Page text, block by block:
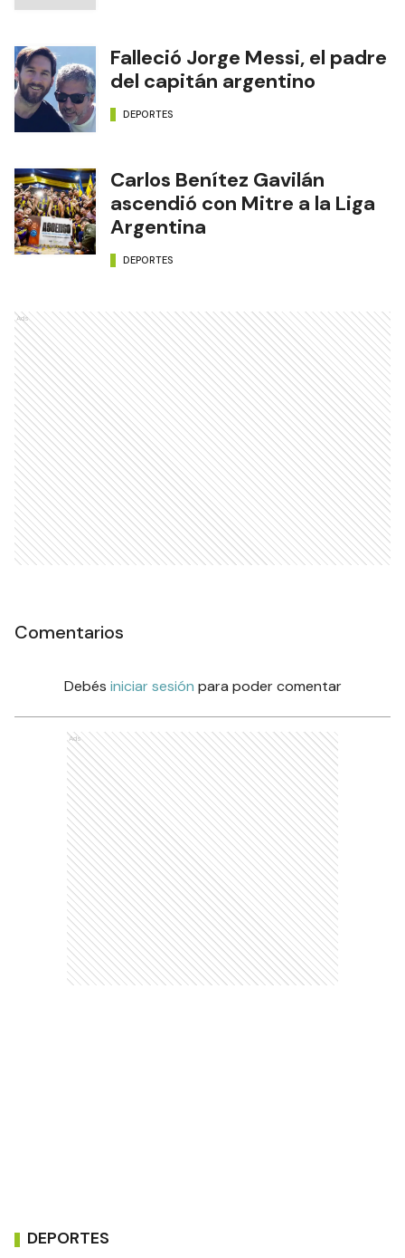
Falleció Jorge Messi, el padre
del capitán argentino
DEPORTES
Carlos Benítez Gavilán
ascendió con Mitre a la Liga
Argentina
DEPORTES
Ads
Comentarios
Debés iniciar sesión para poder comentar
Ads
DEPORTES